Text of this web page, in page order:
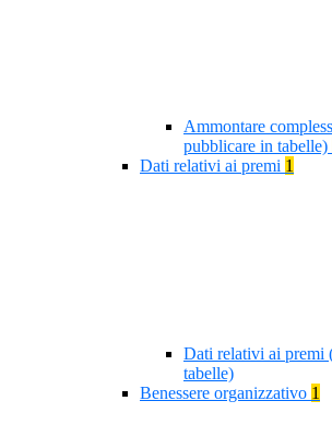
Ammontare
pubblicare in tabelle)
Dati relativi ai premi 1
Dati relativi ai premi
tabelle)
Benessere organizzativo 1